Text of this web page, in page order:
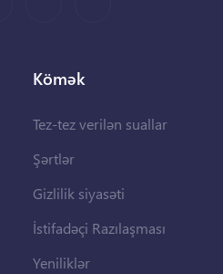
Kömək
Tez-tez verilən suallar
Şərtlər
Gizlilik siyasəti
İstifadəçi Razılaşması
Yeniliklər